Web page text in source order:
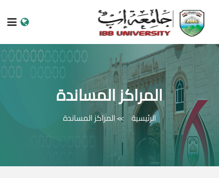
الرئيسية
عن الجامعة
البرامج الاكاديمية
خدمات الطالب
الكليات والمراكز
المراكز المساندة
الرئيسية المراكز المساندة